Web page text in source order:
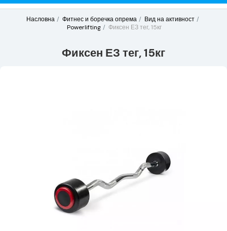
Насловна Фитнес и боречка опрема
Вид на активност
Powerlifting
Фиксен ЕЗ тег, 15кг
Фиксен ЕЗ тег, 15кг